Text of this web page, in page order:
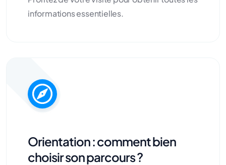
informations essentielles.
Orientation : comment bien
choisir son parcours ?